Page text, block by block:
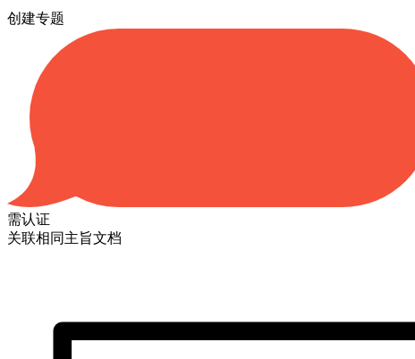
创建专题
需认证
关联相同主旨文档